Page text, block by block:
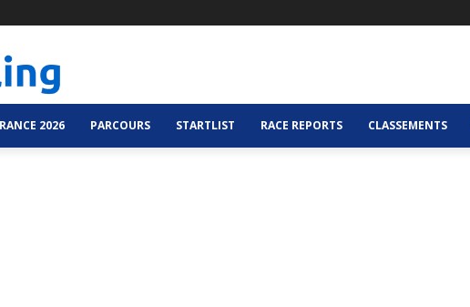
2026 PARCOURS STARTLIST RACE REPORTS CLASSEMENTS